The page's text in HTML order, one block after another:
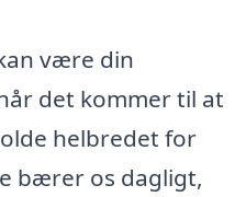
være din
det kommer til at
helbredet for
bærer os dagligt,